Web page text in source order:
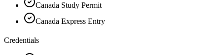
Canada Study Permit
Canada Express Entry
Credentials